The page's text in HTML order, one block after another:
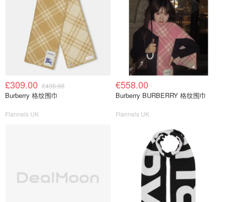
£309.00 £435.00
Burberry 格纹围巾
Flannels UK
€558.00
Burberry BURBERRY 格纹围巾
Flannels UK